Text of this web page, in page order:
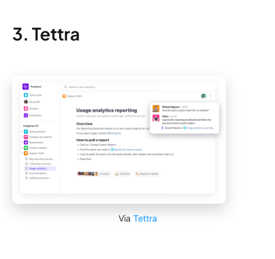
3. Tettra
Via Tettra